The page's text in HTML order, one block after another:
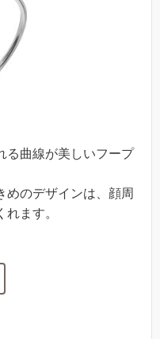
る曲線が美しいフープ
めのデザインは、顔周
ます。